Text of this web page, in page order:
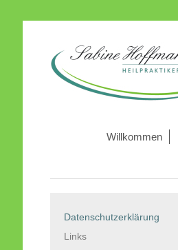
Willkommen
Datenschutzerklärung
Links